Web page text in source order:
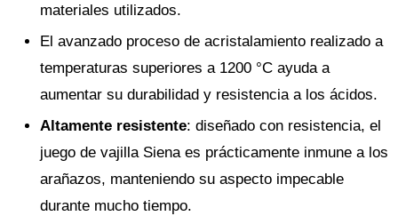
materiales utilizados.
El avanzado proceso de acristalamiento realizado a
temperaturas superiores a 1200 °C ayuda a
aumentar su durabilidad y resistencia a los ácidos.
Altamente resistente: diseñado con resistencia, el
juego de vajilla Siena es prácticamente inmune a los
arañazos, manteniendo su aspecto impecable
durante mucho tiempo.